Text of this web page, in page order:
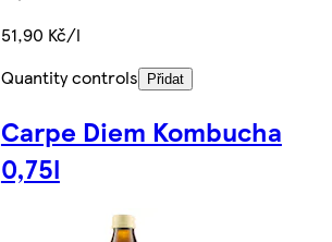
51,90 Kč/l
Quantity controls
Přidat
Carpe Diem Kombucha
0,75l